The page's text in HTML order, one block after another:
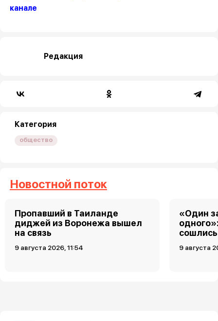
канале
Редакция
Категория
общество
Новостной поток
Пропавший в Таиланде
диджей из Воронежа вышел
на связь
9 августа 2026, 11:54
«Один
сошлись
9 августа